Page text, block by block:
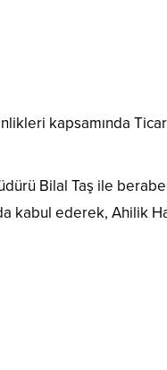
kapsamında
Bilal Taş ile
kabul ederek, Ahilik